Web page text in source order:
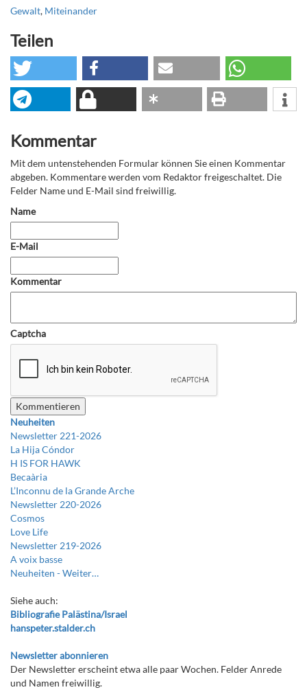
Gewalt, Miteinander
Teilen
Kommentar
Mit dem untenstehenden Formular können Sie einen Kommentar
abgeben. Kommentare werden vom Redaktor freigeschaltet. Die
Felder Name und E-Mail sind freiwillig.
Name
E-Mail
Kommentar
Captcha
Neuheiten
Newsletter 221-2026
La Hija Cóndor
H IS FOR HAWK
Becaària
L’Inconnu de la Grande Arche
Newsletter 220-2026
Cosmos
Love Life
Newsletter 219-2026
A voix basse
Neuheiten -Weiter…
Siehe auch:
Bibliografie Palästina/Israel
hanspeter.stalder.ch
Newsletter abonnieren
Der Newsletter erscheint etwa alle paar Wochen. Felder Anrede
und Namen freiwillig.